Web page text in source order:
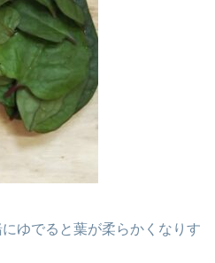
ゆでると葉が柔らかくなりす